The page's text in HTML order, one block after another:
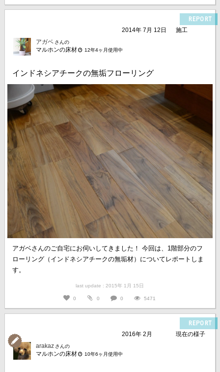
REPORT
2014年 7月 12日
施工
アガベ さんの
マルホンの床材 12年4ヶ月使用中
インドネシアチークの無垢フローリング
アガベさんのご自宅にお伺いしてきました！ 今回は、1階部分のフ
ローリング（インドネシアチークの無垢材）についてレポートしま
す。
last update : 2015年 1月 15日
0 0 0 5471
REPORT
2016年 2月
現在の様子
arakaz さんの
マルホンの床材 10年6ヶ月使用中